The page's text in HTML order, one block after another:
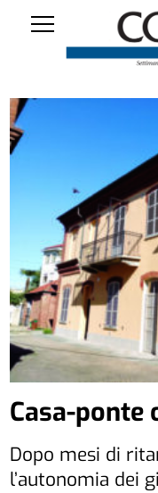
Casa-ponte
Dopo mesi di
l’autonomia dei